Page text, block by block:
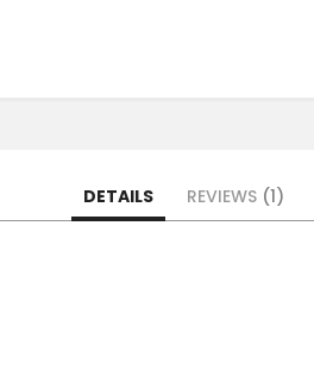
DETAILS REVIEWS 1